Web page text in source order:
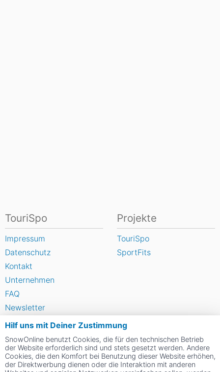
Hilf uns mit Deiner Zustimmung
SnowOnline benutzt Cookies, die für den technischen Betrieb
der Website erforderlich sind und stets gesetzt werden. Andere
Cookies, die den Komfort bei Benutzung dieser Website erhöhen,
der Direktwerbung dienen oder die Interaktion mit anderen
TouriSpo
Impressum
Datenschutz
Kontakt
Unternehmen
FAQ
Newsletter
Widget
Umfragen
Skigebiet bewerten
Projekte
TouriSpo
SportFits